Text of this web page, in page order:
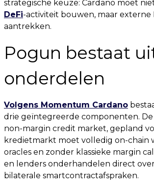
strategische keuze: Cardano moet
DeFi-activiteit bouwen, maar externe
aantrekken.
Pogun bestaat
onderdelen
Volgens Momentum Cardano
drie geïntegreerde componenten. De
non-margin credit market, gepland
kredietmarkt moet volledig on-chain
oracles en zonder klassieke margin
en lenders onderhandelen direct
bilaterale smartcontractafspraken.